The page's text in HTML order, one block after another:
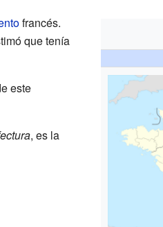
francés.
que tenía
este
, es la